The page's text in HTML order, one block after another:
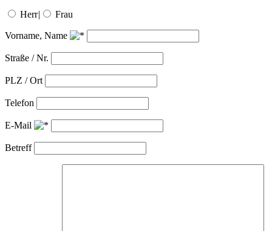
Herr| Frau
Vorname, Name
Straße / Nr.
PLZ / Ort
Telefon
E-Mail
Betreff